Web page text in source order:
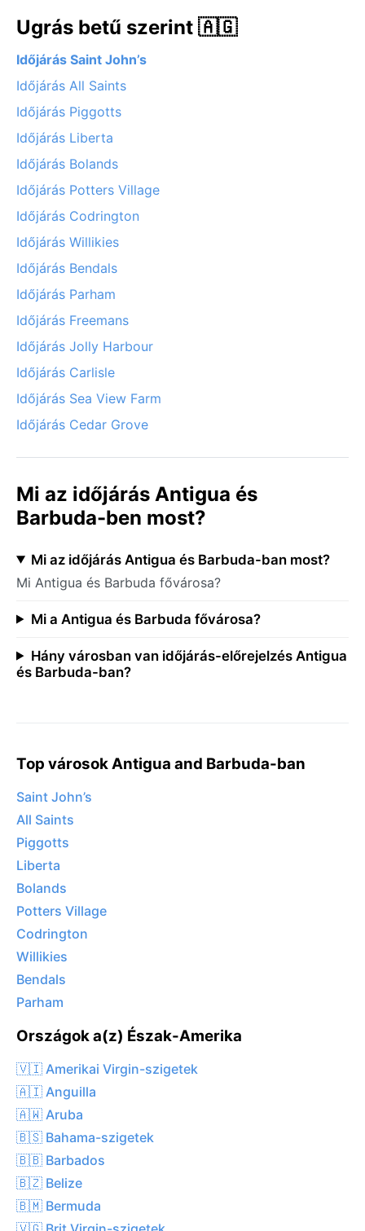
Ugrás betű szerint 🇦🇬
Időjárás Saint John’s
Időjárás All Saints
Időjárás Piggotts
Időjárás Liberta
Időjárás Bolands
Időjárás Potters Village
Időjárás Codrington
Időjárás Willikies
Időjárás Bendals
Időjárás Parham
Időjárás Freemans
Időjárás Jolly Harbour
Időjárás Carlisle
Időjárás Sea View Farm
Időjárás Cedar Grove
Mi az időjárás Antigua és
Barbuda-ben most?
Mi az időjárás Antigua és Barbuda-ban most?
Mi Antigua és Barbuda fővárosa?
Mi a Antigua és Barbuda fővárosa?
Hány városban van időjárás-előrejelzés Antigua
és Barbuda-ban?
Top városok Antigua and Barbuda-ban
Saint John’s
All Saints
Piggotts
Liberta
Bolands
Potters Village
Codrington
Willikies
Bendals
Parham
Országok a(z) Észak-Amerika
🇻🇮 Amerikai Virgin-szigetek
🇦🇮 Anguilla
🇦🇼 Aruba
🇧🇸 Bahama-szigetek
🇧🇧 Barbados
🇧🇿 Belize
🇧🇲 Bermuda